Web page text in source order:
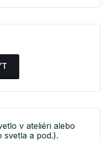
v ateliéri alebo
a pod.).